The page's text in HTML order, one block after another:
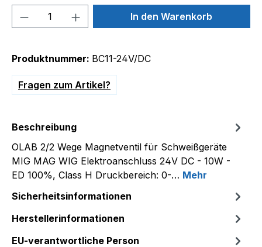
Produkt Anzahl: Gib denIn den Warenkorb
Produktnummer: BC11-24V/DC
Fragen zum Artikel?
Beschreibung
OLAB 2/2 Wege Magnetventil für Schweißgeräte
MIG MAG WIG Elektroanschluss 24V DC - 10W -
ED 100%, Class H Druckbereich: 0-… Mehr
Sicherheitsinformationen
Herstellerinformationen
EU-verantwortliche Person